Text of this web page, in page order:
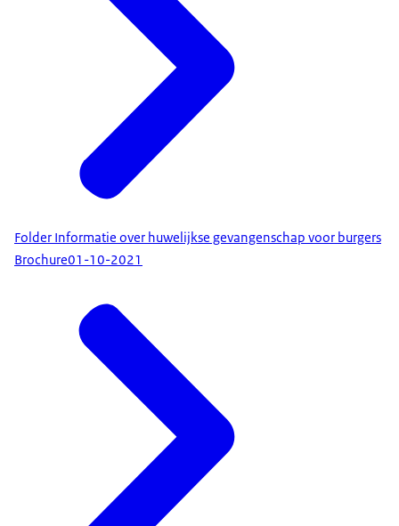
Folder Informatie over huwelijkse gevangenschap voor burgers
Brochure01-10-2021